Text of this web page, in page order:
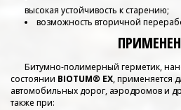
высокая устойчивость к старению;
возможность вторичной
Битумно-полимерный герметик,
состоянии BIOTUM® EX, применяется
автомобильных дорог, аэродромов и
также при: